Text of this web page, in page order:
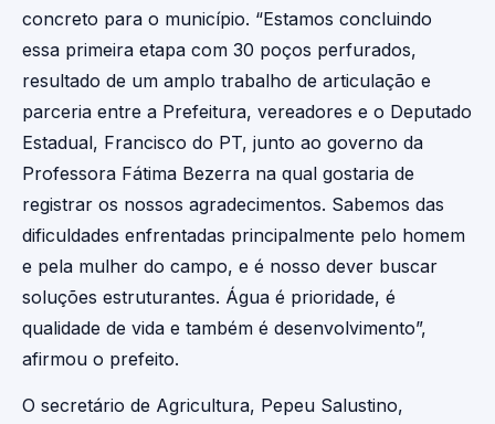
concreto para o município. “Estamos concluindo
essa primeira etapa com 30 poços perfurados,
resultado de um amplo trabalho de articulação e
parceria entre a Prefeitura, vereadores e o Deputado
Estadual, Francisco do PT, junto ao governo da
Professora Fátima Bezerra na qual gostaria de
registrar os nossos agradecimentos. Sabemos das
dificuldades enfrentadas principalmente pelo homem
e pela mulher do campo, e é nosso dever buscar
soluções estruturantes. Água é prioridade, é
qualidade de vida e também é desenvolvimento”,
afirmou o prefeito.
O secretário de Agricultura, Pepeu Salustino,